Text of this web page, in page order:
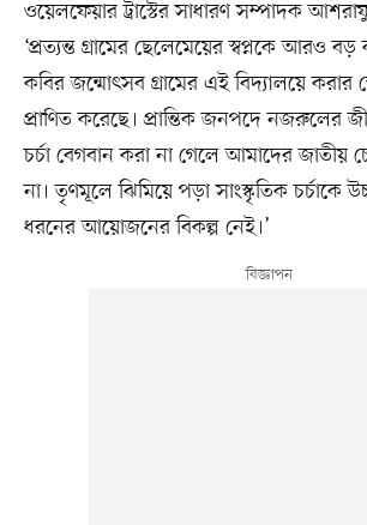
ওয়েলফেয়ার ট্রাস্টের সাধারণ সম্পাদক
‘প্রত্যন্ত গ্রামের ছেলেমেয়ের স্বপ্নকে আরও
কবির জন্মোৎসব গ্রামের এই বিদ্যালয়ে করার
প্রাণিত করেছে। প্রান্তিক জনপদে নজরুলের
চর্চা বেগবান করা না গেলে আমাদের জাতীয়
না। তৃণমূলে ঝিমিয়ে পড়া সাংস্কৃতিক চর্চাকে
ধরনের আয়োজনের বিকল্প নেই।’